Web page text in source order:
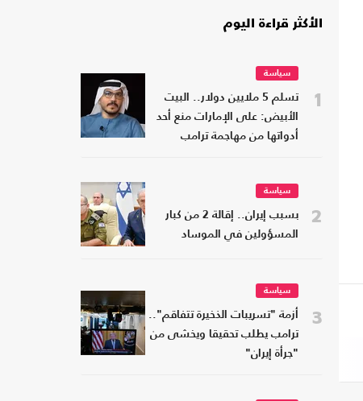
الأكثر قراءة اليوم
1
سياسة
تسلم 5 ملايين دولار.. البيت
الأبيض: على الإمارات منع أحد
أدواتها من مهاجمة ترامب
2
سياسة
بسبب إيران.. إقالة 2 من كبار
المسؤولين في الموساد
3
سياسة
أزمة "تسريبات الذخيرة تتفاقم"..
ترامب يطلب تحقيقا ويخشى من
"جرأة إيران"